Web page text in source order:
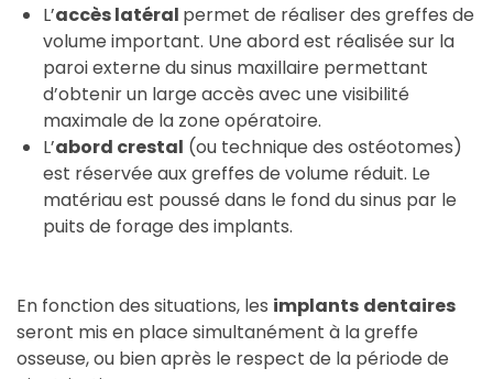
L’accès latéral permet de réaliser des greffes de
volume important. Une abord est réalisée sur la
paroi externe du sinus maxillaire permettant
d’obtenir un large accès avec une visibilité
maximale de la zone opératoire.
L’abord crestal (ou technique des ostéotomes)
est réservée aux greffes de volume réduit. Le
matériau est poussé dans le fond du sinus par le
puits de forage des implants.
En fonction des situations, les implants dentaires
seront mis en place simultanément à la greffe
osseuse, ou bien après le respect de la période de